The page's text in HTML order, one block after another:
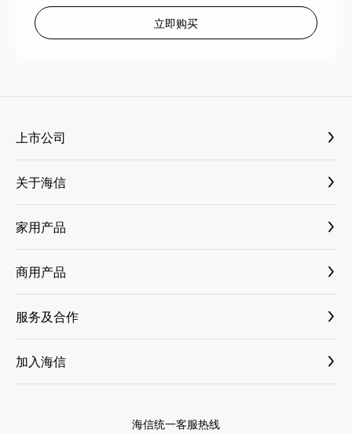
立即购买
上市公司
海信视像 600060
海信家电 000921
三电控股 6444
乾照光电 300102
科林电气 603050
关于海信
媒体资料库
新闻与活动
国内新闻
国际新闻
科技创新
集团介绍
家用产品
大薄荷套系
古洛尼
小家电
家电
ASKO
商用产品
纳真科技
乾照光电
海信信芯微
海信网络能源
服务及合作
商业合作
增值服务
加入海信
社会招聘
海信统一客服热线